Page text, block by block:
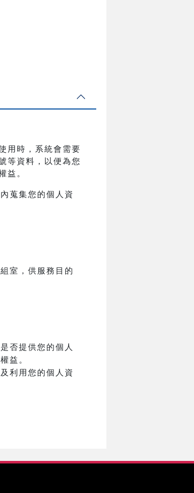
用時，系統會需要
等資料，以便為您
益。
蒐集您的個人資
室，供服務目的
否提供您的個人
益。
利用您的個人資